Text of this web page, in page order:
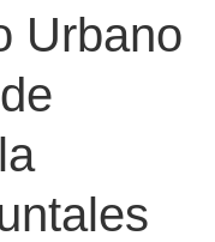
Urbano